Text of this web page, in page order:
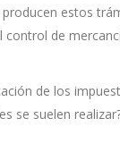
estos
control de
de los
se suelen